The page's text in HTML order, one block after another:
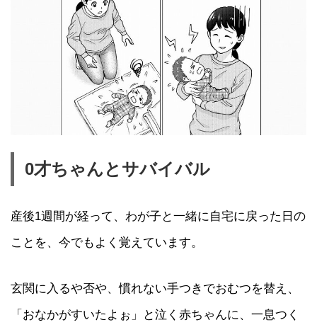
0才ちゃんとサバイバル
産後1週間が経って、わが子と一緒に自宅に戻った日の
ことを、今でもよく覚えています。
玄関に入るや否や、慣れない手つきでおむつを替え、
「おなかがすいたよぉ」と泣く赤ちゃんに、一息つく